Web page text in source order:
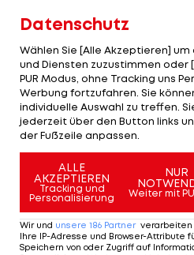
Nicht nur wegen seinem
1 VON
Datenschutz
Wählen Sie [Alle Akzeptieren]
und Diensten zuzustimmen oder
PUR Modus, ohne Tracking uns
Werbung fortzufahren. Sie
individuelle Auswahl zu treffen.
jederzeit über den Button links
der Fußzeile anpassen.
ALLE
AKZEPTIEREN
Tracking und
Personalisierung
NUR
Weiter mit
Wir und unsere 186 Partner verarbeiten
Ihre IP-Adresse und Browser-Attribute
Speichern von oder Zugriff auf